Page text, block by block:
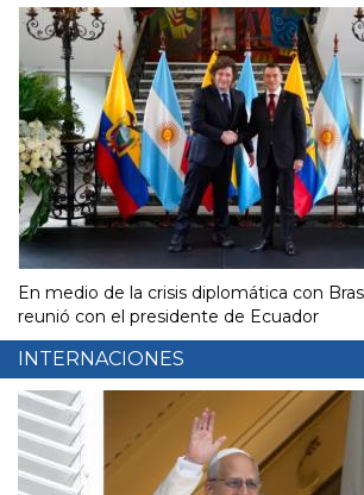
En medio de la crisis diplomática con
reunió con el presidente de Ecuador
INTERNACIONES